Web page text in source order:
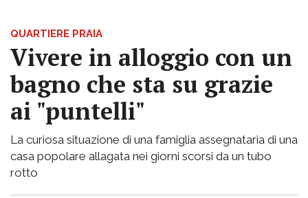
QUARTIERE PRAIA
Vivere in alloggio con un
bagno che sta su grazie
ai "puntelli"
La curiosa situazione di una famiglia assegnataria di una
casa popolare allagata nei giorni scorsi da un tubo
rotto